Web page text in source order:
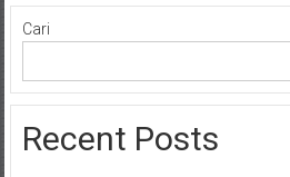
Cari
Recent Posts